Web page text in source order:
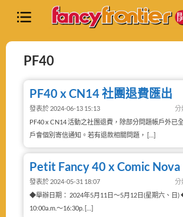
PF40
PF40 x CN14 社團退費匯出
發表於 2024-06-13 15:13 分
PF40 x CN14 活動之社團退費，除部分問題帳戶外已
戶會個別寄信通知。若有退款相關問題， […]
Petit Fancy 40 x Comic Nova
發表於 2024-05-31 18:07 分
◆舉辦日期： 2024年5月11日～5月12日(星期六、日)
10:00a.m.～16:30p. […]